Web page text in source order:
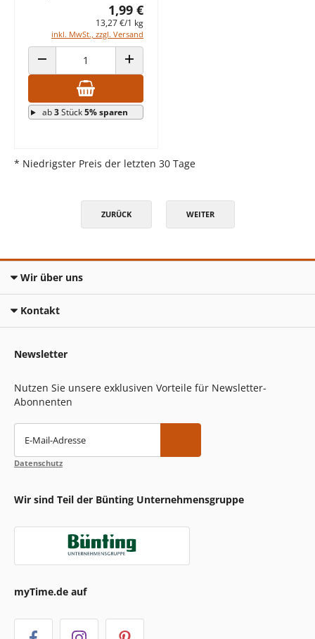
1,99 €
13,27 €/1 kg
inkl. MwSt., zzgl. Versand
ANZAHL VERRINGERN ANZAHL ERHÖHEN
ab3Stück5% sparen
* Niedrigster Preis der letzten 30 Tage
ZURÜCK WEITER
Wir über uns
Kontakt
Newsletter
Nutzen Sie unsere exklusiven Vorteile für Newsletter-
Abonnenten
E-Mail-Adresse
Datenschutz
Wir sind Teil der Bünting Unternehmensgruppe
myTime.de auf